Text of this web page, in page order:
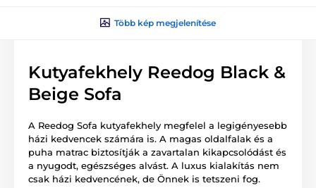
Több kép megjelenítése
Kutyafekhely Reedog Black &
Beige Sofa
A Reedog Sofa kutyafekhely megfelel a legigényesebb
házi kedvencek számára is. A magas oldalfalak és a
puha matrac biztosítják a zavartalan kikapcsolódást és
a nyugodt, egészséges alvást. A luxus kialakítás nem
csak házi kedvencének, de Önnek is tetszeni fog.